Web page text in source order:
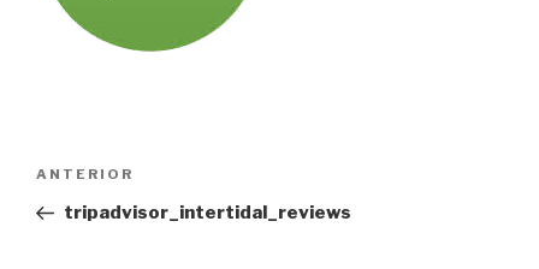
artigos
Conteúdo
anterior
ANTERIOR
tripadvisor_intertidal_reviews